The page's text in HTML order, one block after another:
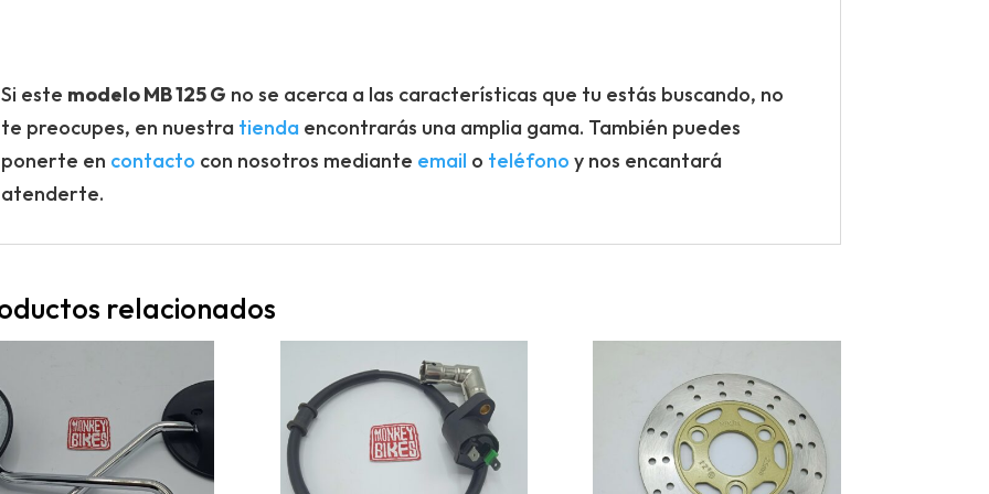
Si este modelo MB 125 G no se acerca a las características que tu estás buscando, no
te preocupes, en nuestra tienda encontrarás una amplia gama. También puedes
ponerte en contacto con nosotros mediante email o teléfono y nos encantará
atenderte.
relacionados